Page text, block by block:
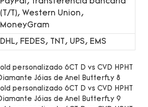
(T/T), Western Union,
MoneyGram
DHL, FEDES, TNT, UPS, EMS